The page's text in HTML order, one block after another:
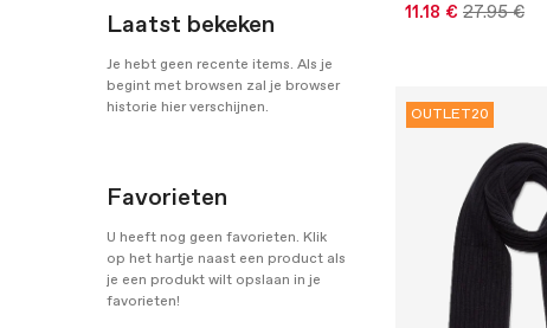
Laatst bekeken
Je hebt geen recente items. Als je
begint met browsen zal je browser
historie hier verschijnen.
Favorieten
U heeft nog geen favorieten. Klik
op het hartje naast een product als
je een produkt wilt opslaan in je
favorieten!
11.18 € 27.95 €
OUTLET20